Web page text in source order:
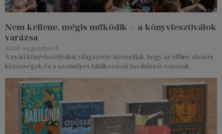
Nem kellene, mégis működik – a könyvfesztiválok
varázsa
2026. augusztus 4.
A nyári könyvfesztiválok világszerte bizonyítják, hogy az offline olvasói
közösségek és a személyes találkozások továbbra is vonzóak.